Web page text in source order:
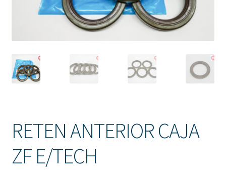
Solicitud de Presupuesto
Tienda
RETEN ANTERIOR CAJA
ZF E/TECH